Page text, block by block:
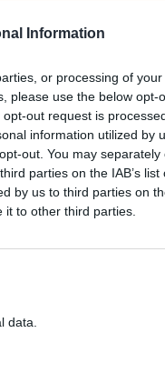
Information
or processing of
please use the below opt-
out request is
information utilized by
out. You may
parties on the IAB’s list
by us to third parties on
to other third parties.
data.
εγγράφεται
αλλάζει
βρίσκεται
Λονγκ Μπιτς.
στον αέρα θα